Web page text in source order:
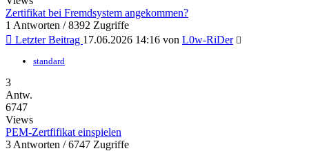
Zertifikat bei Fremdsystem angekommen?
1 Antworten / 8392 Zugriffe
Letzter Beitrag 17.06.2026 14:16 von L0w-RiDer
standard
3
Antw.
6747
Views
PEM-Zertfifikat einspielen
3 Antworten / 6747 Zugriffe